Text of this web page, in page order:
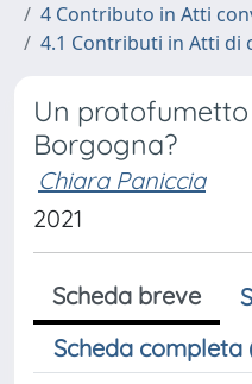
4 Contributo in Atti
4.1 Contributi in Atti di
Un
Borgogna?
Chiara Paniccia
2021
Scheda breve
Scheda completa